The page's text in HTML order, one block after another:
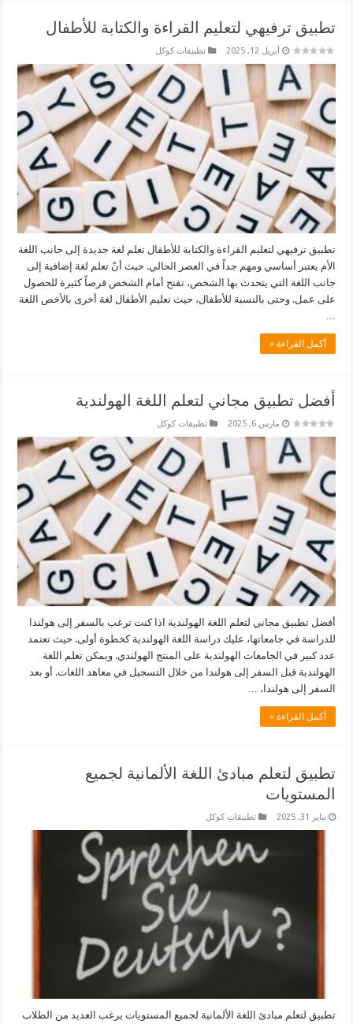
تطبيق ترفيهي لتعليم القراءة والكتابة للأطفال
أبريل 12, 2025 تطبيقات كوكل
تطبيق ترفيهي لتعليم القراءة والكتابة للأطفال تعلم لغة جديدة إلى جانب اللغة
الأم يعتبر أساسي ومهم جداً في العصر الحالي. حيث أنّ تعلم لغة إضافية إلى
جانب اللغة التي يتحدث بها الشخص، تفتح أمام الشخص فرصاً كثيرة للحصول
على عمل. وحتى بالنسبة للأطفال، حيث تعليم الأطفال لغة أخرى بالأخص اللغة
أكمل القراءة »
أفضل تطبيق مجاني لتعلم اللغة الهولندية
مارس 6, 2025 تطبيقات كوكل
أفضل تطبيق مجاني لتعلم اللغة الهولندية اذا كنت ترغب بالسفر إلى هولندا
للدراسة في جامعاتها، عليك دراسة اللغة الهولندية كخطوة أولى. حيث تعتمد
عدد كبير في الجامعات الهولندية على المنتج الهولندي. ويمكن تعلم اللغة
الهولندية قبل السفر إلى هولندا من خلال التسجيل في معاهد اللغات. أو بعد
السفر إلى هولندا، …
أكمل القراءة »
تطبيق لتعلم مبادئ اللغة الألمانية لجميع
المستويات
يناير 31, 2025 تطبيقات كوكل
تطبيق لتعلم مبادئ اللغة الألمانية لجميع المستويات يرغب العديد من الطلاب